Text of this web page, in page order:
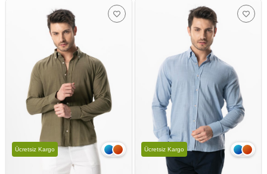
Ücretsiz Kargo Ücretsiz Kargo